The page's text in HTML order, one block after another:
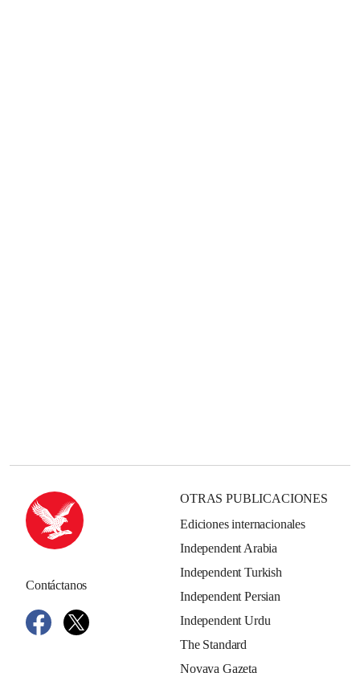
Contáctanos
OTRAS PUBLICACIONES
Ediciones internacionales
Independent Arabia
Independent Turkish
Independent Persian
Independent Urdu
The Standard
Novaya Gazeta